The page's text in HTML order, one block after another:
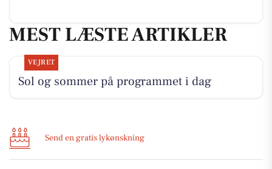
MEST LÆSTE ARTIKLER
VEJRET
Sol og sommer på programmet i dag
Send en gratis lykønskning